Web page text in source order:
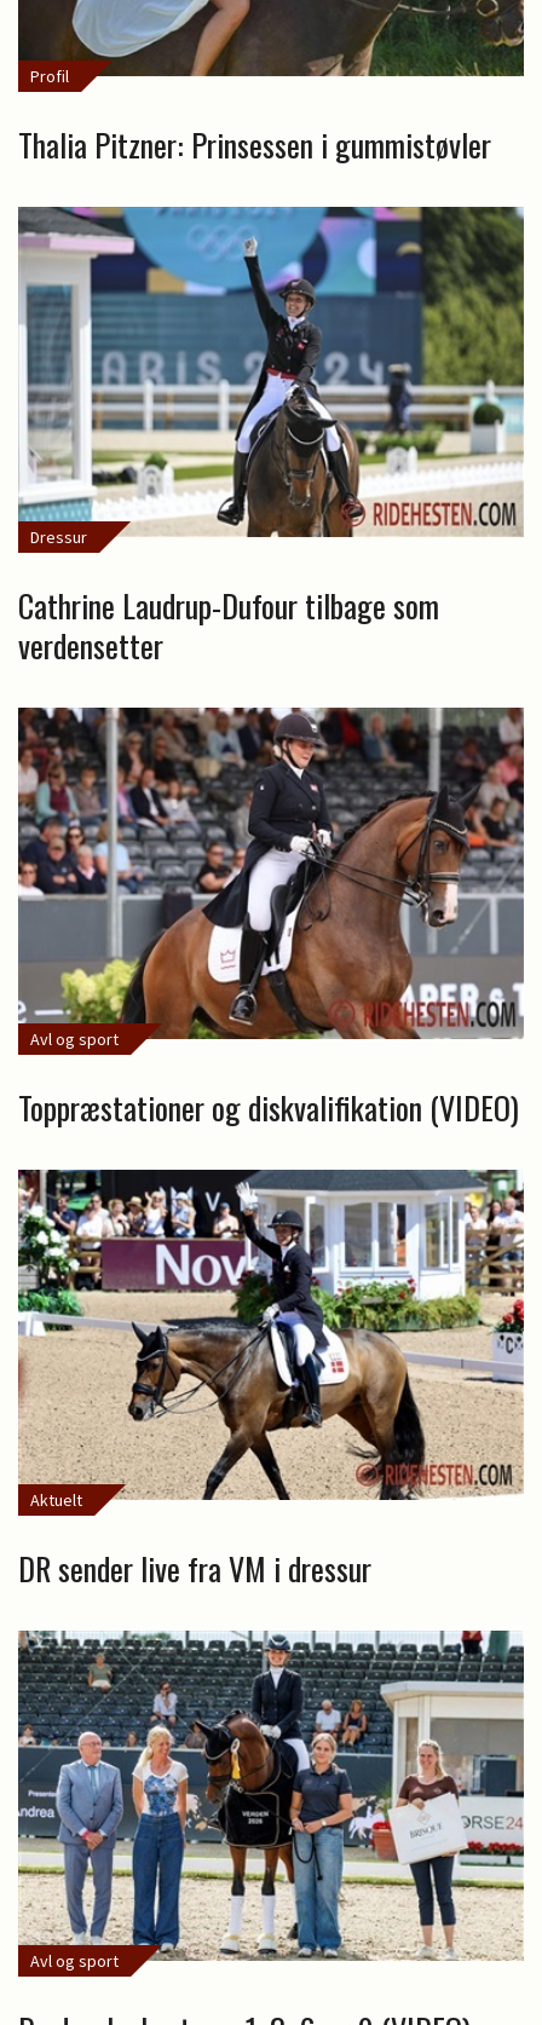
Profil
Thalia Pitzner: Prinsessen i gummistøvler
Dressur
Cathrine Laudrup-Dufour tilbage som
verdensetter
Avl og sport
Toppræstationer og diskvalifikation (VIDEO)
Aktuelt
DR sender live fra VM i dressur
Avl og sport